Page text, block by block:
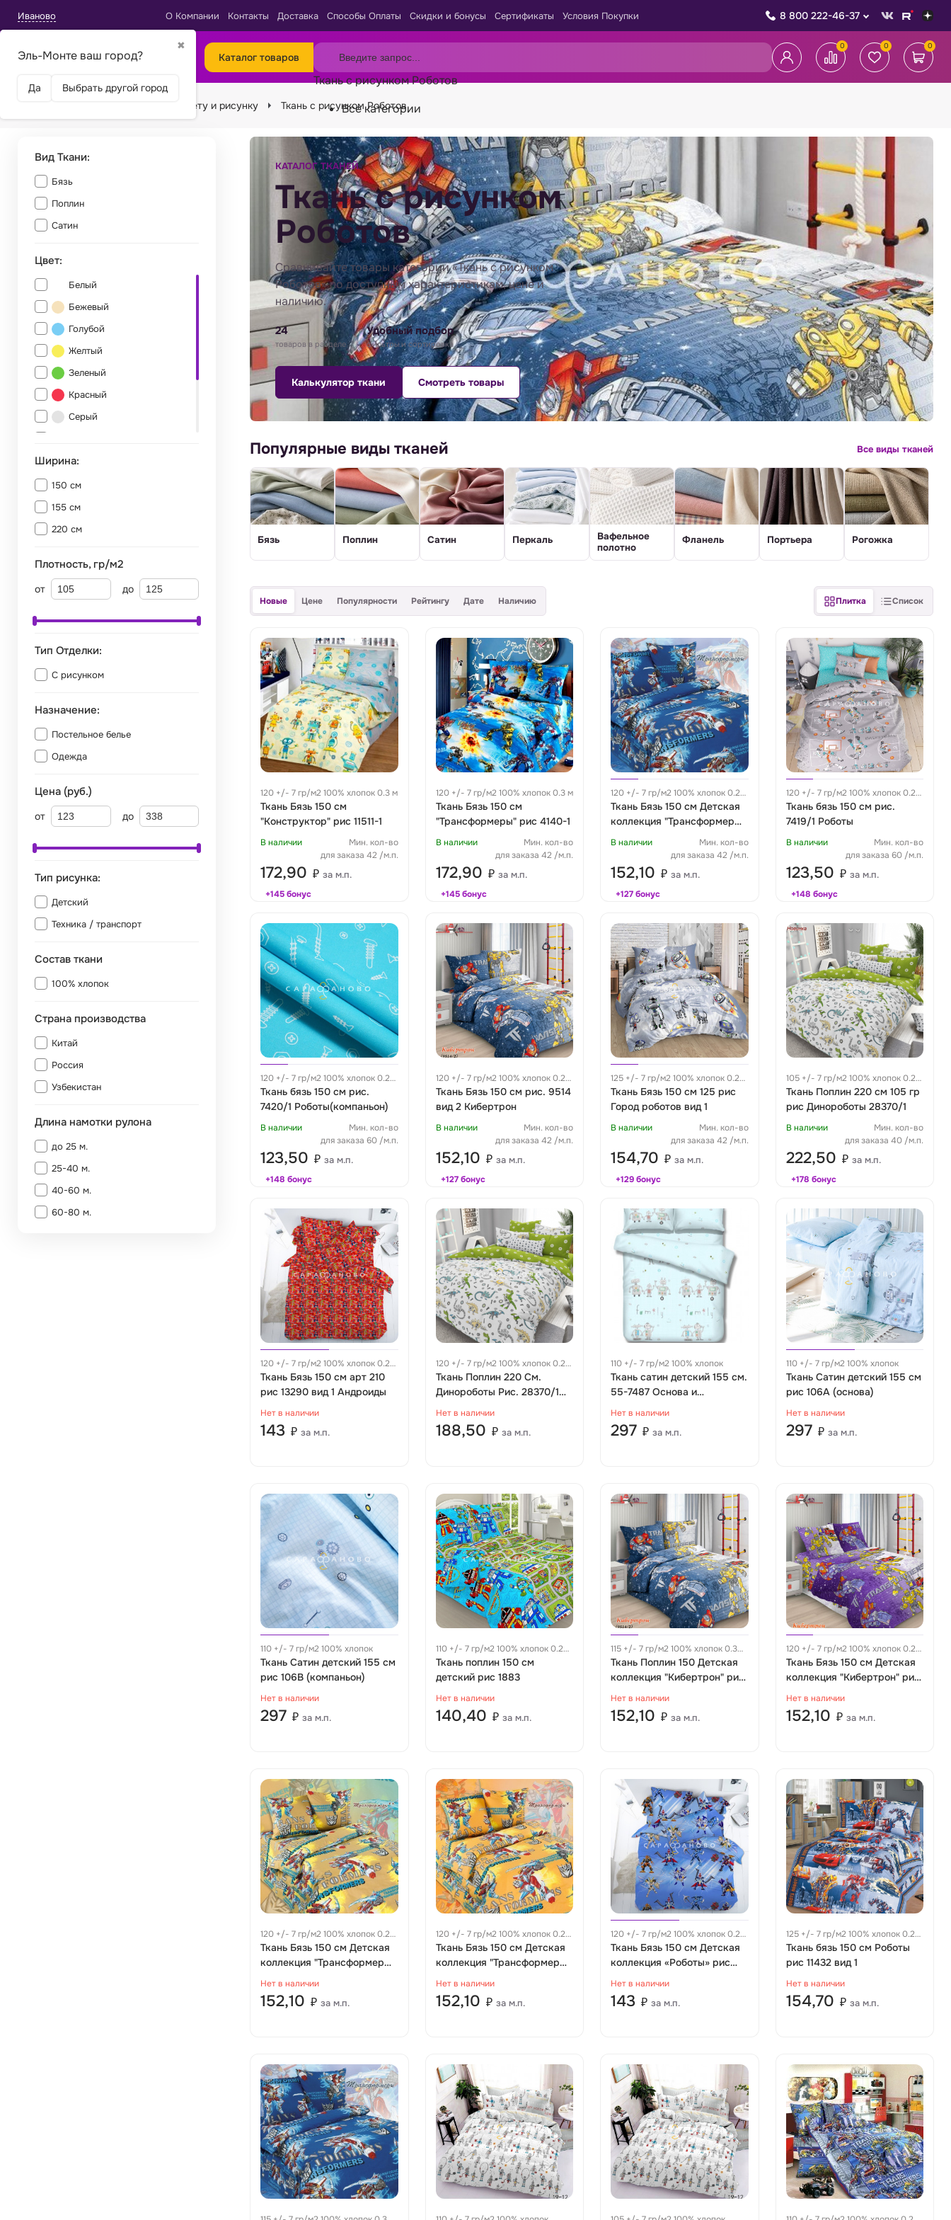
Иваново
✖
Эль-Монте ваш город?
Да Выбрать другой город
О Компании Контакты Доставка Способы Оплаты Скидки и бонусы Сертификаты Условия Покупки 8 800 222-46-37
Каталог товаров
Ткань с рисунком Роботов
Все категории
0 0 0
Подбор по цвету и рисунку Ткань с рисунком Роботов
Вид Ткани:
Бязь
Поплин
Сатин
Цвет:
Белый
Бежевый
Голубой
Желтый
Зеленый
Красный
Серый
Фиолетовый
Бирюзовый
Многоцветный
Ширина:
150 см
155 см
220 см
Плотность, гр/м2
от до
Тип Отделки:
С рисунком
Назначение:
Постельное белье
Одежда
Цена (руб.)
от до
Тип рисунка:
Детский
Техника / транспорт
Состав ткани
100% хлопок
Страна производства
Китай
Россия
Узбекистан
Длина намотки рулона
до 25 м.
25-40 м.
40-60 м.
60-80 м.
КАТАЛОГ ТКАНЕЙ
Ткань с рисунком
Роботов
Сравнивайте товары категории «Ткань с рисунком
Роботов» по доступным характеристикам, цене и
наличию.
24
товаров в разделе
Удобный подбор
фильтры и сортировка
Калькулятор ткани Смотреть товары
Популярные виды тканей Все виды тканей
Бязь Поплин Сатин Перкаль
Вафельное
полотно
Фланель Портьера Рогожка
Новые Цене Популярности Рейтингу Дате Наличию Плитка Список
120 +/- 7 гр/м2 100% хлопок 0.3 м
Ткань Бязь 150 см
"Конструктор" рис 11511-1
В наличии
Мин. кол-во
для заказа 42 /м.п.
172,90 ₽ за м.п.
+145 бонус
120 +/- 7 гр/м2 100% хлопок 0.3 м
Ткань Бязь 150 см
"Трансформеры" рис 4140-1
В наличии
Мин. кол-во
для заказа 42 /м.п.
172,90 ₽ за м.п.
+145 бонус
120 +/- 7 гр/м2 100% хлопок 0.28
м
Ткань Бязь 150 см Детская
коллекция "Трансформеры"
рис 4236 вид 1
В наличии
Мин. кол-во
для заказа 42 /м.п.
152,10 ₽ за м.п.
+127 бонус
120 +/- 7 гр/м2 100% хлопок 0.27
м
Ткань бязь 150 см рис.
7419/1 Роботы
В наличии
Мин. кол-во
для заказа 60 /м.п.
123,50 ₽ за м.п.
+148 бонус
120 +/- 7 гр/м2 100% хлопок 0.27
м
Ткань бязь 150 см рис.
7420/1 Роботы(компаньон)
В наличии
Мин. кол-во
для заказа 60 /м.п.
123,50 ₽ за м.п.
+148 бонус
120 +/- 7 гр/м2 100% хлопок 0.28
м
Ткань Бязь 150 см рис. 9514
вид 2 Кибертрон
В наличии
Мин. кол-во
для заказа 42 /м.п.
152,10 ₽ за м.п.
+127 бонус
125 +/- 7 гр/м2 100% хлопок 0.28
м
Ткань Бязь 150 см 125 рис
Город роботов вид 1
В наличии
Мин. кол-во
для заказа 42 /м.п.
154,70 ₽ за м.п.
+129 бонус
105 +/- 7 гр/м2 100% хлопок 0.22
м
Ткань Поплин 220 см 105 гр
рис Динороботы 28370/1
В наличии
Мин. кол-во
для заказа 40 /м.п.
222,50 ₽ за м.п.
+178 бонус
120 +/- 7 гр/м2 100% хлопок 0.27
м
Ткань Бязь 150 см арт 210
рис 13290 вид 1 Андроиды
Нет в наличии
143 ₽ за м.п.
120 +/- 7 гр/м2 100% хлопок 0.22
м
Ткань Поплин 220 См.
Динороботы Рис. 28370/1
Основа
Нет в наличии
188,50 ₽ за м.п.
110 +/- 7 гр/м2 100% хлопок
Ткань сатин детский 155 см.
55-7487 Основа и
компаньон (Импорт)
Нет в наличии
297 ₽ за м.п.
110 +/- 7 гр/м2 100% хлопок
Ткань Сатин детский 155 см
рис 106А (основа)
Нет в наличии
297 ₽ за м.п.
110 +/- 7 гр/м2 100% хлопок
Ткань Сатин детский 155 см
рис 106В (компаньон)
Нет в наличии
297 ₽ за м.п.
110 +/- 7 гр/м2 100% хлопок 0.26
м
Ткань поплин 150 см
детский рис 1883
Нет в наличии
140,40 ₽ за м.п.
115 +/- 7 гр/м2 100% хлопок 0.34
м
Ткань Поплин 150 Детская
коллекция "Кибертрон" рис
9514 вид 2
Нет в наличии
152,10 ₽ за м.п.
120 +/- 7 гр/м2 100% хлопок 0.28
м
Ткань Бязь 150 см Детская
коллекция "Кибертрон" рис
9514
Нет в наличии
152,10 ₽ за м.п.
120 +/- 7 гр/м2 100% хлопок 0.28
м
Ткань Бязь 150 см Детская
коллекция "Трансформеры"
рис 4236 вид 3
Нет в наличии
152,10 ₽ за м.п.
120 +/- 7 гр/м2 100% хлопок 0.28
м
Ткань Бязь 150 см Детская
коллекция "Трансформеры"
рис 4236 вид 2
Нет в наличии
152,10 ₽ за м.п.
120 +/- 7 гр/м2 100% хлопок 0.27
м
Ткань Бязь 150 см Детская
коллекция «Роботы» рис
13031 вид 1
Нет в наличии
143 ₽ за м.п.
125 +/- 7 гр/м2 100% хлопок 0.28
м
Ткань бязь 150 см Роботы
рис 11432 вид 1
Нет в наличии
154,70 ₽ за м.п.